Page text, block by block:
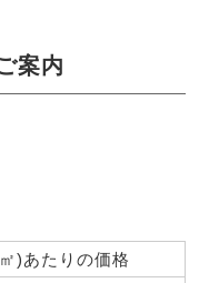
案内
)あたりの価格